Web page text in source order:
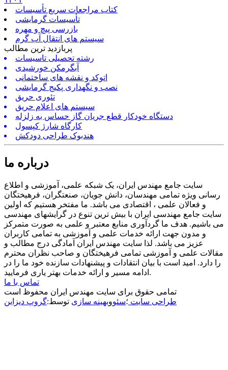
کتاب مراجعات سریع تأسیسات
تأسیسات گرمایشی
بازرسی پیچ و مهره
سیستم های انتقال آب گرم
پربازدید ترین مطالب
رشته تحصیلی تاسیسات
آبگرمکن خورشیدی
اتوکد و نقشه های ساختمانی
نصب و نگهداری پکیج گرمایشی
تئوری حریق
سیستم های اعلام حریق
دستگاه خودکار قطع جریان گاز حساس به زلزله
کارگاه شارژ کپسول
هندبوک طراحی دودکش
درباره ما
سایت جامع مهندس ایران، یک شبکه علمی، آموزشی و اطلاع
رسانی ویژه تمامی مهندسان، دانش جویان، صنعتگران، فرهیختگان
و فعالان علمی ، اقتصادی می باشد. ما مفتخر هستیم که اولین
سایت جامع مهندسی ایران با بیش ترین تنوع در گرایشهای مهندسی
می باشیم. هدف ما گردآوری منابع معتبر و علمی به صورت متمرکز
و مدون جهت ارائه خدمات علمی و آموزشی به تمامی کاربران
عزیز می باشد. لذا سایت مهندس ایران آمادگی درج مطالب و
مقالات علمی و آموزشی تمامی فرهیختگان و صاحب نظران محترم
را دارد. امید است با بیان انتقادات و پیشنهادات سازنده خود ما را در
ادامه مسیر و ارائه خدمات بهتر یاری فرمایید.
تماس با ما
تمامی حقوق برای سایت مهندس ایران محفوظ است
طراحی سایت ؛سئووبهینه سازی توسط:گروپ دیزاین